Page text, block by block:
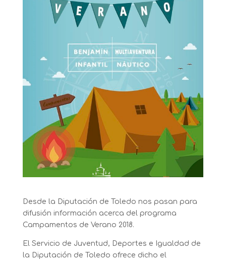
Desde la Diputación de Toledo nos pasan para
difusión información acerca del programa
Campamentos de Verano 2018.
El Servicio de Juventud, Deportes e Igualdad de
la Diputación de Toledo ofrece dicho el